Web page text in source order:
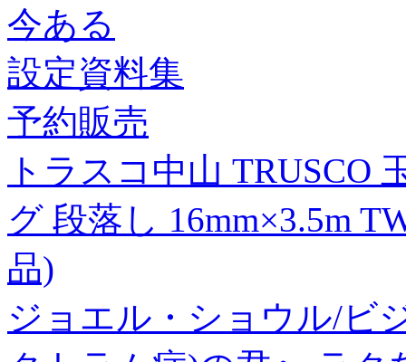
今ある
設定資料集
予約販売
トラスコ中山 TRUSCO
グ 段落し 16mm×3.5m
品)
ジョエル・ショウル/ビ